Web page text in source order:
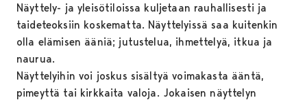
Näyttely- ja yleisötiloissa kuljetaan rauhallisesti ja
taideteoksiin koskematta. Näyttelyissä saa kuitenkin
olla elämisen ääniä; jutustelua, ihmettelyä, itkua ja
naurua.
Näyttelyihin voi joskus sisältyä voimakasta ääntä,
pimeyttä tai kirkkaita valoja. Jokaisen näyttelyn